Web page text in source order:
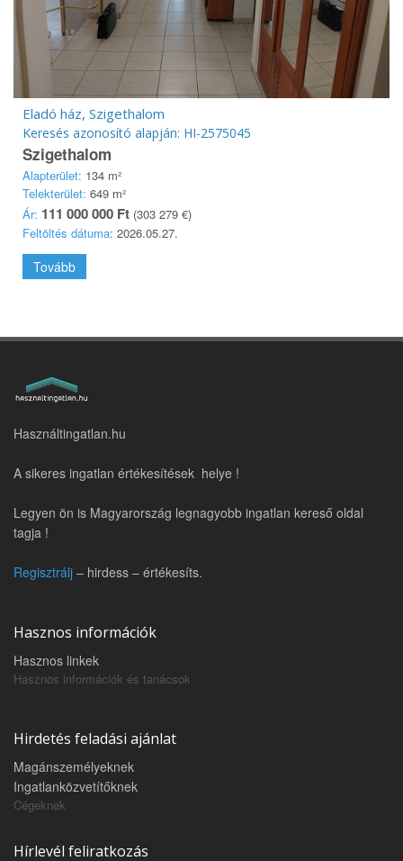
Eladó ház, Szigethalom
Keresés azonosító alapján: HI-2575045
Szigethalom
Alapterület: 134 m²
Telekterület: 649 m²
Ár: 111 000 000 Ft (303 279 €)
Feltöltés dátuma: 2026.05.27.
Tovább
Használtingatlan.hu
A sikeres ingatlan értékesítések helye !
Legyen ön is Magyarország legnagyobb ingatlan kereső oldal
tagja !
Regisztrálj – hirdess – értékesíts.
Hasznos információk
Hasznos linkek
Hasznos információk és tanácsok
Hirdetés feladási ajánlat
Magánszemélyeknek
Ingatlanközvetítőknek
Cégeknek
Hírlevél feliratkozás